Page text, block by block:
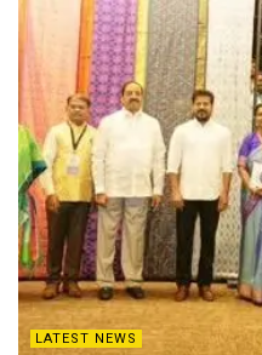
LATEST NEWS